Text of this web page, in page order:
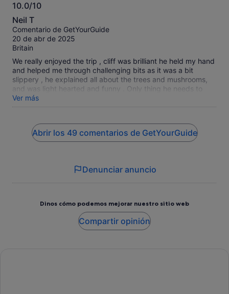
10.0/10
10.0
sobre
10
Neil T
Comentario de GetYourGuide
20 de abr de 2025
Britain
We really enjoyed the trip , cliff was brilliant he held my hand
and helped me through challenging bits as it was a bit
slippery , he explained all about the trees and mushrooms,
and was light hearted and funny . Only thing he needs to
make better tea . (Ha ha)😄
Ver más
Abrir los 49 comentarios de GetYourGuide
Denunciar anuncio
Dinos cómo podemos mejorar nuestro sitio web
Compartir opinión